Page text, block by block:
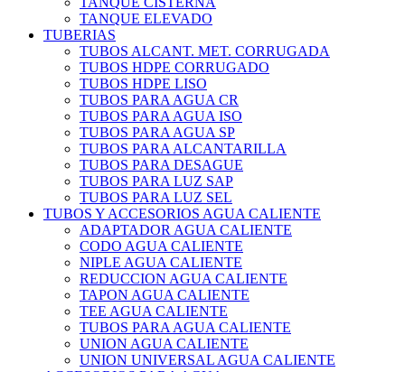
TANQUE ELEVADO
TUBERIAS
TUBOS ALCANT. MET. CORRUGADA
TUBOS HDPE CORRUGADO
TUBOS HDPE LISO
TUBOS PARA AGUA CR
TUBOS PARA AGUA ISO
TUBOS PARA AGUA SP
TUBOS PARA ALCANTARILLA
TUBOS PARA DESAGUE
TUBOS PARA LUZ SAP
TUBOS PARA LUZ SEL
TUBOS Y ACCESORIOS AGUA CALIENTE
ADAPTADOR AGUA CALIENTE
CODO AGUA CALIENTE
NIPLE AGUA CALIENTE
REDUCCION AGUA CALIENTE
TAPON AGUA CALIENTE
TEE AGUA CALIENTE
TUBOS PARA AGUA CALIENTE
UNION AGUA CALIENTE
UNION UNIVERSAL AGUA CALIENTE